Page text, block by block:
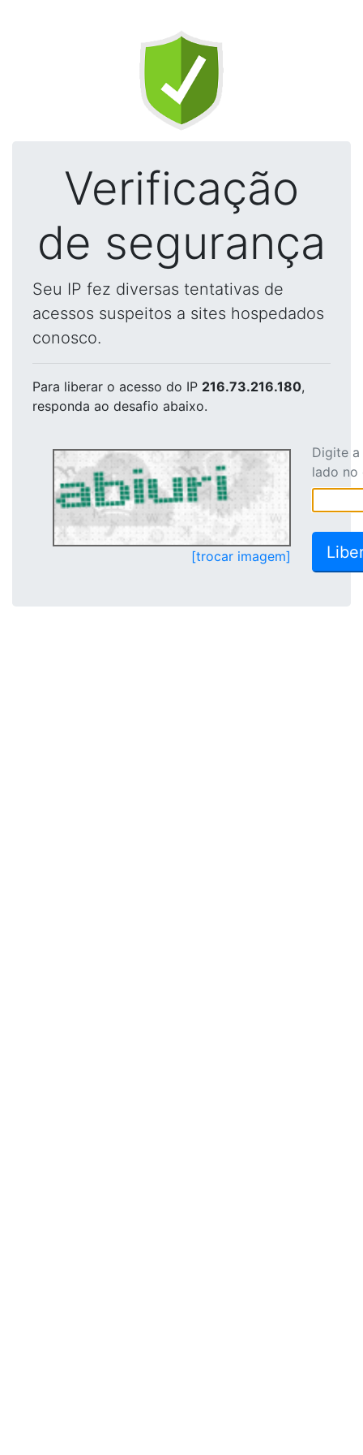
Verificação
de segurança
Seu IP fez diversas tentativas de
acessos suspeitos a sites hospedados
conosco.
Para liberar o acesso do IP 216.73.216.180,
responda ao desafio abaixo.
[trocar imagem]
Digite
lado no